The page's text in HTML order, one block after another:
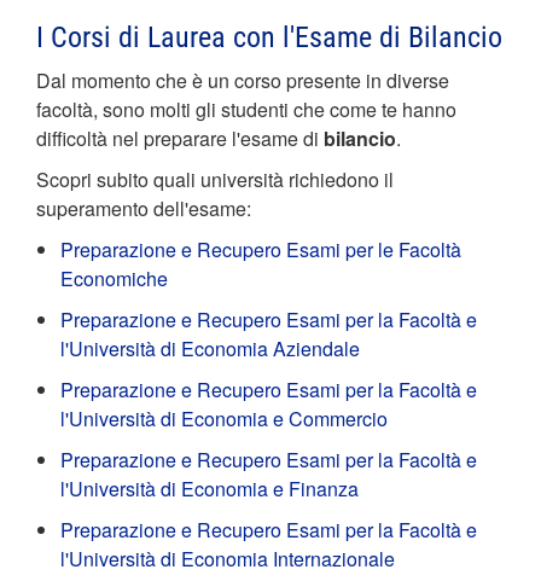
I Corsi di Laurea con l'Esame di Bilancio
Dal momento che è un corso presente in diverse
facoltà, sono molti gli studenti che come te hanno
difficoltà nel preparare l'esame di bilancio.
Scopri subito quali università richiedono il
superamento dell'esame:
Preparazione e Recupero Esami per le Facoltà
Economiche
Preparazione e Recupero Esami per la Facoltà e
l'Università di Economia Aziendale
Preparazione e Recupero Esami per la Facoltà e
l'Università di Economia e Commercio
Preparazione e Recupero Esami per la Facoltà e
l'Università di Economia e Finanza
Preparazione e Recupero Esami per la Facoltà e
l'Università di Economia Internazionale